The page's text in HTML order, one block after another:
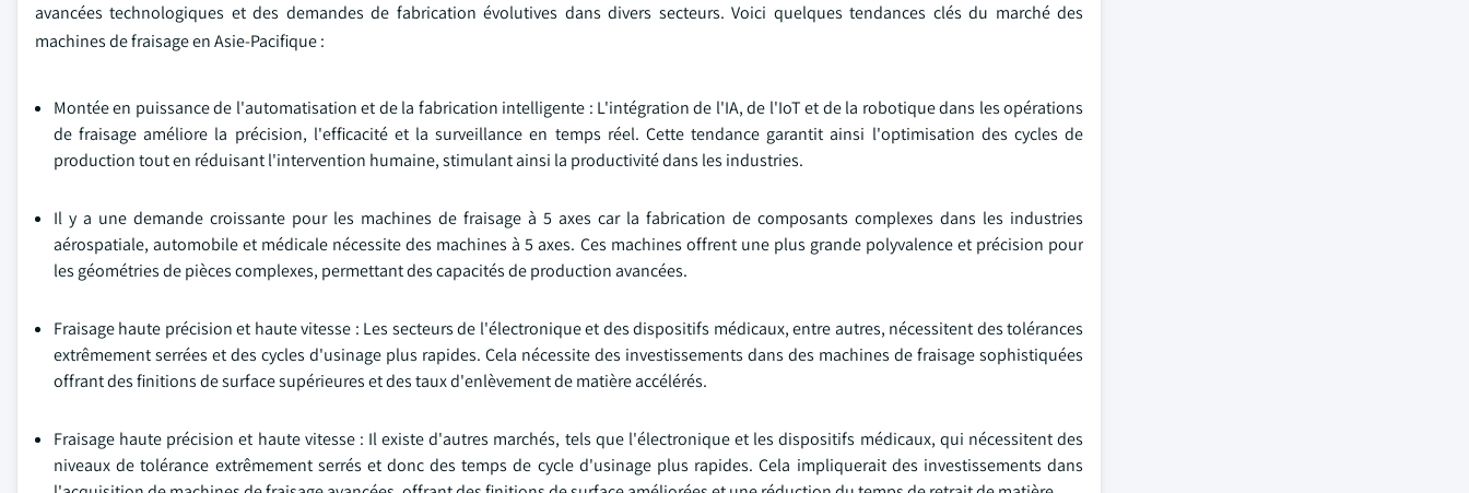
avancées technologiques et des demandes de fabrication évolutives dans divers secteurs. Voici quelques tendances clés du marché des
machines de fraisage en Asie-Pacifique :
Montée en puissance de l'automatisation et de la fabrication intelligente : L'intégration de l'IA, de l'IoT et de la robotique dans les opérations
de fraisage améliore la précision, l'efficacité et la surveillance en temps réel. Cette tendance garantit ainsi l'optimisation des cycles de
production tout en réduisant l'intervention humaine, stimulant ainsi la productivité dans les industries.
Il y a une demande croissante pour les machines de fraisage à 5 axes car la fabrication de composants complexes dans les industries
aérospatiale, automobile et médicale nécessite des machines à 5 axes. Ces machines offrent une plus grande polyvalence et précision pour
les géométries de pièces complexes, permettant des capacités de production avancées.
Fraisage haute précision et haute vitesse : Les secteurs de l'électronique et des dispositifs médicaux, entre autres, nécessitent des tolérances
extrêmement serrées et des cycles d'usinage plus rapides. Cela nécessite des investissements dans des machines de fraisage sophistiquées
offrant des finitions de surface supérieures et des taux d'enlèvement de matière accélérés.
Fraisage haute précision et haute vitesse : Il existe d'autres marchés, tels que l'électronique et les dispositifs médicaux, qui nécessitent des
niveaux de tolérance extrêmement serrés et donc des temps de cycle d'usinage plus rapides. Cela impliquerait des investissements dans